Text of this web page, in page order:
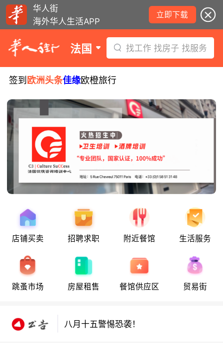
华人街
海外华人生活APP
立即下载
法国 找工作 找房子 找服务
签到 欧洲头条佳缘欧橙旅行
店铺买卖 招聘求职 附近餐馆 生活服务
跳蚤市场 房屋租售 餐馆供应区 贸易街
八月十五警惕恐袭！
八月十五警惕恐袭！